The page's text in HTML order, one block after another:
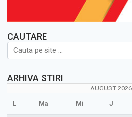
CAUTARE
ARHIVA STIRI
AUGUST 2026
L Ma Mi J